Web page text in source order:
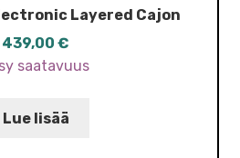
Layered Cajon
439,00 €
saatavuus
Lue lisää